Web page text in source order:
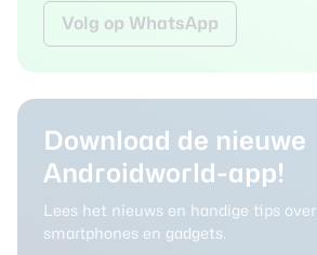
Volg op WhatsApp
Download de nieuwe
Androidworld-app!
Lees het nieuws en handige tips over
smartphones en gadgets.